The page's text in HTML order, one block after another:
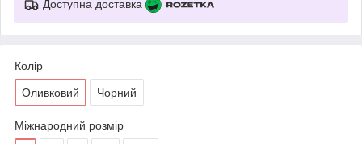
Доступна доставка
Колір
Оливковий Чорний
Міжнародний розмір